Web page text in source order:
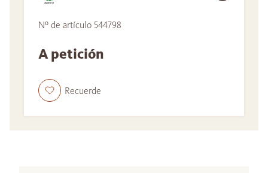
Nº de artículo 544798
A petición
Recuerde